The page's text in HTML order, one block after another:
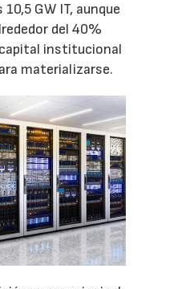
GW IT, aunque
del 40%
institucional
materializarse.